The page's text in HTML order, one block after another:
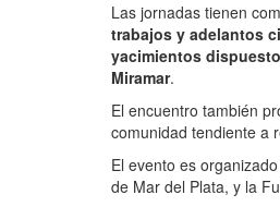
Las jornadas tienen
trabajos y adelantos
yacimientos
Miramar.
El encuentro también
comunidad tendiente a
El evento es
de Mar del Plata, y la